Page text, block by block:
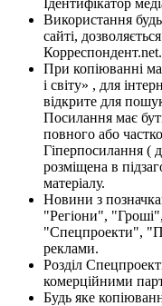
Ідентифікатор
Використання
сайті,
Корреспондент.net.
При копіюванні
і світу» , для
відкрите для
Посилання має
повного або
Гіперпосилання (
розміщена в
матеріалу.
Новини з
"Регіони",
"Спецпроекти",
реклами.
Розділ
комерційними
Будь яке